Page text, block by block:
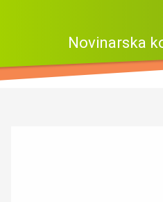
Novinarska